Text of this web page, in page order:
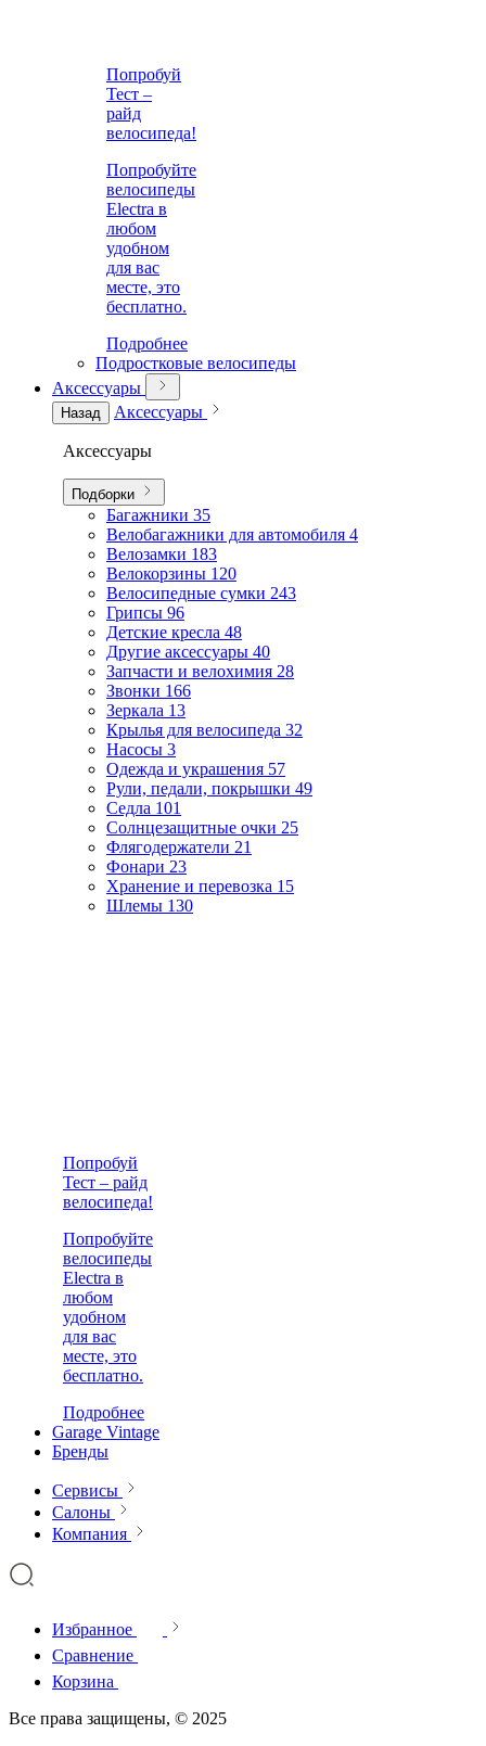
Попробуй
Тест –
райд
велосипеда!
Попробуйте
велосипеды
Electra в
любом
удобном
для вас
месте, это
бесплатно.
Подробнее
Подростковые велосипеды
Аксессуары
Назад Аксессуары
Аксессуары
Подборки
Багажники 35
Велобагажники для автомобиля 4
Велозамки 183
Велокорзины 120
Велосипедные сумки 243
Грипсы 96
Детские кресла 48
Другие аксессуары 40
Запчасти и велохимия 28
Звонки 166
Зеркала 13
Крылья для велосипеда 32
Насосы 3
Одежда и украшения 57
Рули, педали, покрышки 49
Седла 101
Солнцезащитные очки 25
Флягодержатели 21
Фонари 23
Хранение и перевозка 15
Шлемы 130
Попробуй
Тест – райд
велосипеда!
Попробуйте
велосипеды
Electra в
любом
удобном
для вас
месте, это
бесплатно.
Подробнее
Garage Vintage
Бренды
Сервисы
Салоны
Компания
Избранное
Сравнение
Корзина
Все права защищены, © 2025